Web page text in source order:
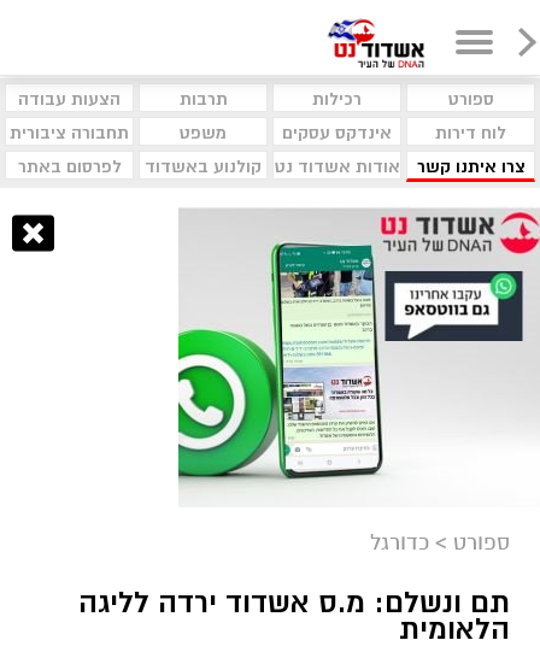
ספורט רכילות תרבות
הצעות עבודה
לוח דירות
אינדקס עסקים משפט
תחבורה ציבורית
צרו איתנו קשר
אודות אשדוד נט קולנוע באשדוד לפרסום באתר
ספורט > כדורגל
תם ונשלם: מ.ס אשדוד ירדה לליגה
הלאומית